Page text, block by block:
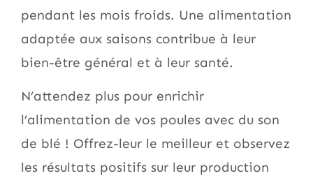
pendant les mois froids. Une alimentation
adaptée aux saisons contribue à leur
bien-être général et à leur santé.
N’attendez plus pour enrichir
l’alimentation de vos poules avec du son
de blé ! Offrez-leur le meilleur et observez
les résultats positifs sur leur production